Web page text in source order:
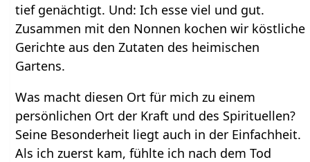
tief genächtigt. Und: Ich esse viel und gut.
Zusammen mit den Nonnen kochen wir köstliche
Gerichte aus den Zutaten des heimischen
Gartens.
Was macht diesen Ort für mich zu einem
persönlichen Ort der Kraft und des Spirituellen?
Seine Besonderheit liegt auch in der Einfachheit.
Als ich zuerst kam, fühlte ich nach dem Tod